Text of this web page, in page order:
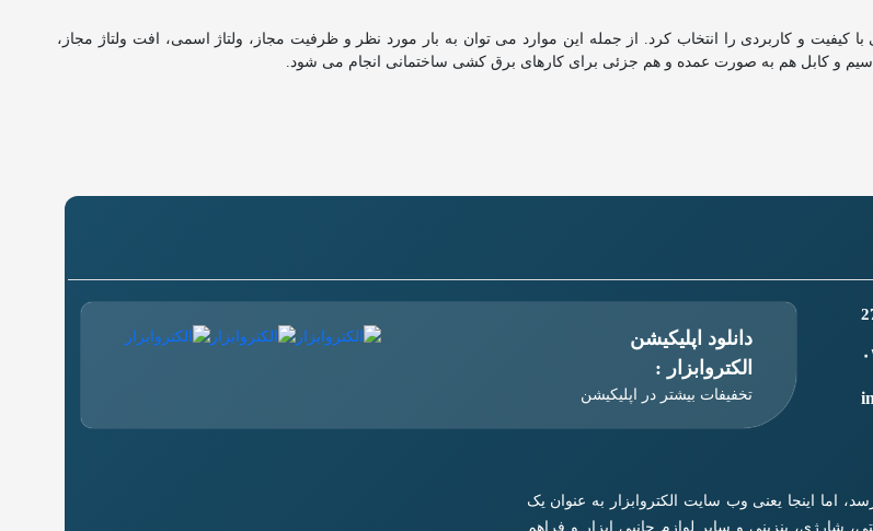
کیفیت و کاربردی را انتخاب کرد. از جمله این موارد می توان به بار مورد نظر و ظرفیت مجاز ، ولتاژ اسمی، افت ولتاژ مجاز ،
و کابل هم به صورت عمده و هم جزئی برای کارهای برق کشی ساختمانی انجام می شود.
دانلود اپلیکیشن
الکتروابزار :
تخفیفات بیشتر در اپلیکیشن
اما اینجا یعنی وب سایت الکتروابزار به عنوان یک
شارژی، بنزینی و سایر لوازم جانبی ابزار و فراهم